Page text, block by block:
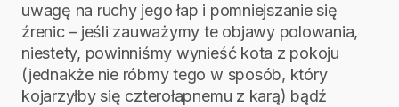
uwagę na ruchy jego łap i pomniejszanie się
źrenic – jeśli zauważymy te objawy polowania,
niestety, powinniśmy wynieść kota z pokoju
(jednakże nie róbmy tego w sposób, który
kojarzyłby się czterołapnemu z karą) bądź